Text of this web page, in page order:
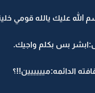
الله عليك يالله قومي
بس بكلم واجيك.
الدائمه:ميييييين!!؟